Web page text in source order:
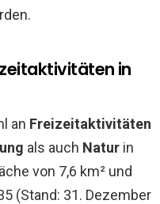
in
an Freizeitaktivitäten
als auch Natur in
von 7,6 km² und
(Stand: 31. Dezember